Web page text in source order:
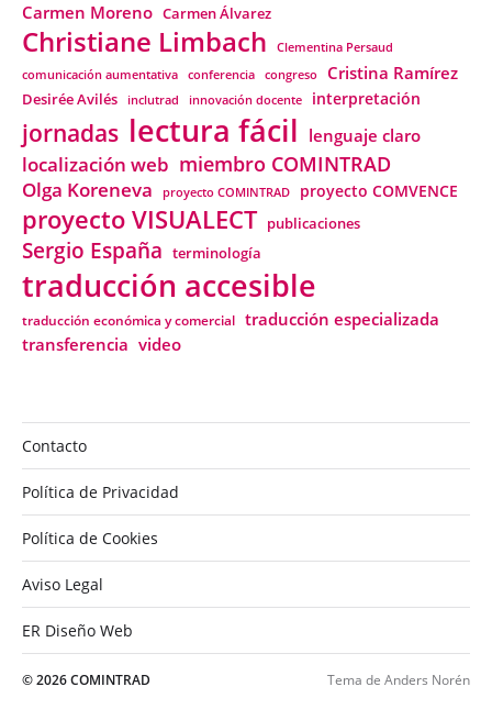
Carmen Moreno Carmen Álvarez
Christiane Limbach
Clementina Persaud
comunicación aumentativa
conferencia congreso Cristina Ramírez
Desirée Avilés inclutrad innovación docente interpretación
jornadas lectura fácil lenguaje claro
localización web miembro COMINTRAD
Olga Koreneva proyecto COMINTRAD proyecto COMVENCE
proyecto VISUALECT publicaciones
Sergio España terminología
traducción accesible
traducción económica y comercial traducción especializada
transferencia video
Contacto
Política de Privacidad
Política de Cookies
Aviso Legal
ER Diseño Web
© 2026COMINTRAD Tema de Anders Norén